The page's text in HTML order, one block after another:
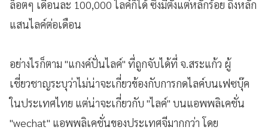
ล็อตๆ เดือนละ 100,000 ไลค์ก็ได้ ซึ่งมีตั้งแต่หลักร้อย ถึงหลัก
แสนไลค์ต่อเดือน
อย่างไรก็ตาม "แกงค์ปั่นไลค์" ที่ถูกจับได้ที่ จ.สระแก้ว ผู้
เชี่ยวชาญระบุว่าไม่น่าจะเกี่ยวข้องกับการกดไลค์บนเฟซบุ๊ค
ในประเทศไทย แต่น่าจะเกี่ยวกับ "ไลค์" บนแอพพลิเคชั่น
"wechat" แอพพลิเคชั่นของประเทศจีมากกว่า โดย